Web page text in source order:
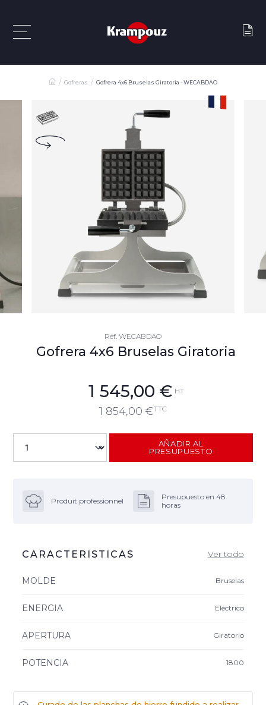
Gofreras Gofrera 4x6 Bruselas Giratoria - WECABDAO
Réf. WECABDAO
Gofrera 4x6 Bruselas Giratoria
1 545,00 € HT
1 854,00 €TTC
AÑADIR AL
PRESUPUESTO
Produit professionnel
Presupuesto en 48
horas
CARACTERISTICAS Ver todo
MOLDE Bruselas
ENERGIA Eléctrico
APERTURA Giratorio
POTENCIA 1800